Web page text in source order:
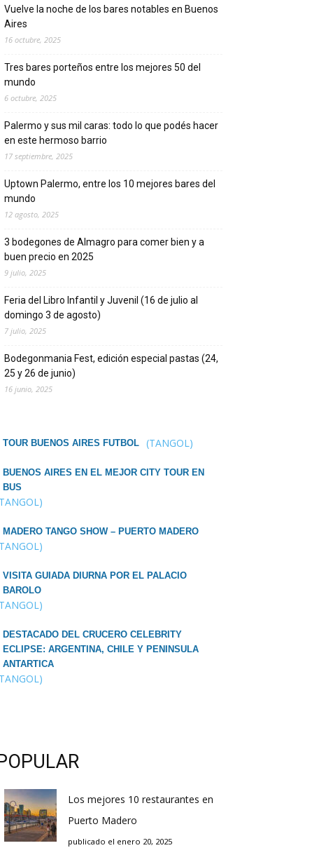
Vuelve la noche de los bares notables en Buenos
Aires
16 octubre, 2025
Tres bares porteños entre los mejores 50 del
mundo
6 octubre, 2025
Palermo y sus mil caras: todo lo que podés hacer
en este hermoso barrio
17 septiembre, 2025
Uptown Palermo, entre los 10 mejores bares del
mundo
12 agosto, 2025
3 bodegones de Almagro para comer bien y a
buen precio en 2025
9 julio, 2025
Feria del Libro Infantil y Juvenil (16 de julio al
domingo 3 de agosto)
7 julio, 2025
Bodegonmania Fest, edición especial pastas (24,
25 y 26 de junio)
16 junio, 2025
TOUR BUENOS AIRES FUTBOL (TANGOL)
BUENOS AIRES EN EL MEJOR CITY TOUR EN
BUS
MADERO TANGO SHOW – PUERTO MADERO
VISITA GUIADA DIURNA POR EL PALACIO
BAROLO
DESTACADO DEL CRUCERO CELEBRITY
ECLIPSE: ARGENTINA, CHILE Y PENINSULA
ANTARTICA
Los mejores 10 restaurantes en
Puerto Madero
publicado el enero 20, 2025